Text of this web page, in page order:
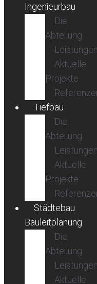
Ingenieurbau
Die
Abteilung
Leistungen
Aktuelle
Projekte
Tiefbau
Die
Abteilung
Leistungen
Aktuelle
Projekte
Städtebau
Bauleitplanung
Die
Abteilung
Leistungen
Aktuelle